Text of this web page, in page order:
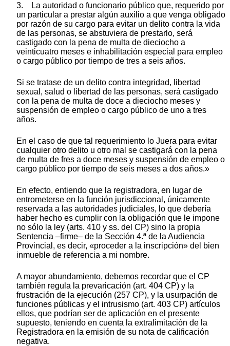
3. La autoridad o funcionario público que, requerido por
un particular a prestar algún auxilio a que venga obligado
por razón de su cargo para evitar un delito contra la vida
de las personas, se abstuviera de prestarlo, será
castigado con la pena de multa de dieciocho a
veinticuatro meses e inhabilitación especial para empleo
o cargo público por tiempo de tres a seis años.
Si se tratase de un delito contra integridad, libertad
sexual, salud o libertad de las personas, será castigado
con la pena de multa de doce a dieciocho meses y
suspensión de empleo o cargo público de uno a tres
años.
En el caso de que tal requerimiento lo Juera para evitar
cualquier otro delito u otro mal se castigará con la pena
de multa de fres a doce meses y suspensión de empleo o
cargo público por tiempo de seis meses a dos años.»
En efecto, entiendo que la registradora, en lugar de
entrometerse en la función jurisdiccional, únicamente
reservada a las autoridades judiciales, lo que debería
haber hecho es cumplir con la obligación que le impone
no sólo la ley (arts. 410 y ss. del CP) sino la propia
Sentencia –firme– de la Sección 4.ª de la Audiencia
Provincial, es decir, «proceder a la inscripción» del bien
inmueble de referencia a mi nombre.
A mayor abundamiento, debemos recordar que el CP
también regula la prevaricación (art. 404 CP) y la
frustración de la ejecución (257 CP), y la usurpación de
funciones públicas y el intrusismo (art. 403 CP) artículos
ellos, que podrían ser de aplicación en el presente
supuesto, teniendo en cuenta la extralimitación de la
Registradora en la emisión de su nota de calificación
negativa.